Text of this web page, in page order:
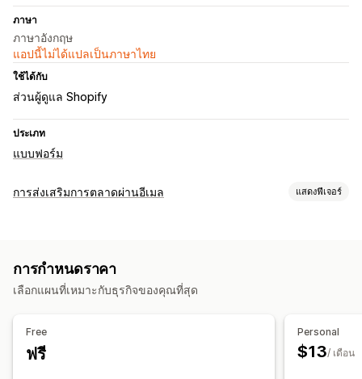
ภาษา
ภาษาอังกฤษ
แอปนี้ไม่ได้แปลเป็นภาษาไทย
ใช้ได้กับ
ส่วนผู้ดูแล Shopify
ประเภท
แบบฟอร์ม
การส่งเสริมการตลาดผ่านอีเมล แสดงฟีเจอร์
การจัดการแคมเปญ
การกำหนดราคา
เลือกแผนที่เหมาะกับธุรกิจของคุณที่สุด
Free
ฟรี
Personal
$13/ เดือน